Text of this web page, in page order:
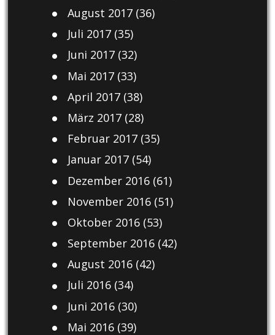
August 2017(36)
Juli 2017(35)
Juni 2017(32)
Mai 2017(33)
April 2017(38)
März 2017(28)
Februar 2017(35)
Januar 2017(54)
Dezember 2016(61)
November 2016(51)
Oktober 2016(53)
September 2016(42)
August 2016(42)
Juli 2016(34)
Juni 2016(30)
Mai 2016(39)